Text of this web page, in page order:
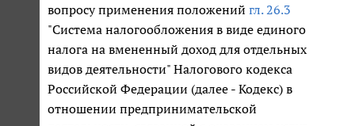
вопросу применения положений гл. 26.3
"Система налогообложения в виде единого
налога на вмененный доход для отдельных
видов деятельности" Налогового кодекса
Российской Федерации (далее - Кодекс) в
отношении предпринимательской